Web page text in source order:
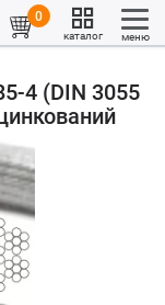
0
каталог меню
4 (DIN 3055